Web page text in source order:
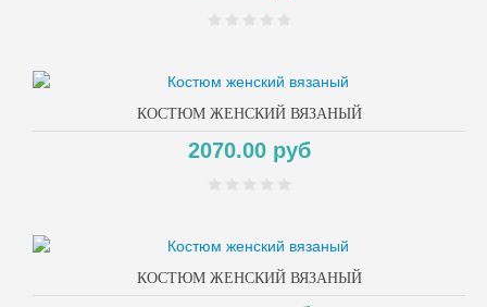
КОСТЮМ ЖЕНСКИЙ ВЯЗАНЫЙ
2070.00 руб
КОСТЮМ ЖЕНСКИЙ ВЯЗАНЫЙ